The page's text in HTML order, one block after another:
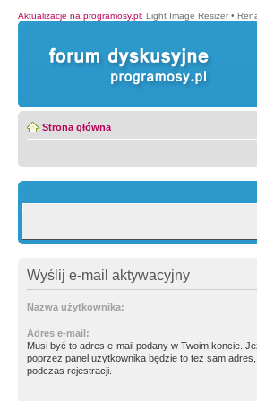
Aktualizacje na programosy.pl: Light Image Resizer •
Strona główna
Wyślij e-mail aktywacyjny
Nazwa użytkownika:
Adres e-mail:
Musi być to adres e-mail podany w Twoim koncie.
poprzez panel użytkownika będzie to tez sam adres,
podczas rejestracji.